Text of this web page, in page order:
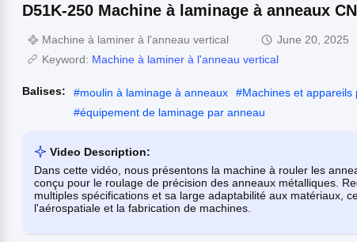
D51K-250 Machine à laminage à anneaux
Machine à laminer à l'anneau vertical
June 20, 2025
Keyword: Machine à laminer à l'anneau vertical
Balises: #moulin à laminage à anneaux #Machines et
#équipement de laminage par anneau
Video Description:
Dans cette vidéo, nous présentons la machine à rouler les
conçu pour le roulage de précision des anneaux métalliques.
multiples spécifications et sa large adaptabilité aux matériaux,
l'aérospatiale et la fabrication de machines.